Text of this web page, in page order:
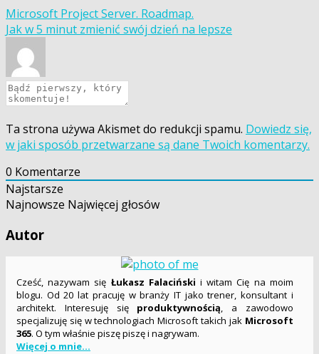
Nawigacja
wpisu
Microsoft Project Server. Roadmap.
Jak w 5 minut zmienić swój dzień na lepsze
Ta strona używa Akismet do redukcji spamu. Dowiedz się,
w jaki sposób przetwarzane są dane Twoich komentarzy.
0 Komentarze
Najstarsze
Najnowsze Najwięcej głosów
Autor
Cześć, nazywam się Łukasz Falaciński i witam Cię na moim
blogu. Od 20 lat pracuję w branży IT jako trener, konsultant i
architekt. Interesuję się produktywnością, a zawodowo
specjalizuję się w technologiach Microsoft takich jak Microsoft
365. O tym właśnie piszę piszę i nagrywam.
Więcej o mnie...